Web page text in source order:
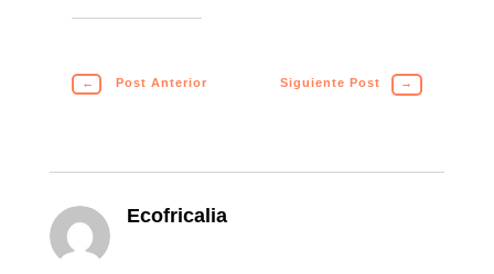
← Post Anterior Siguiente Post →
Ecofricalia